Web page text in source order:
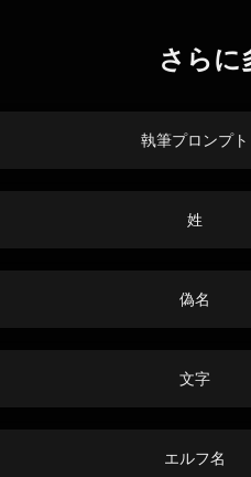
さらに
執筆プロンプト
姓
偽名
文字
エルフ名